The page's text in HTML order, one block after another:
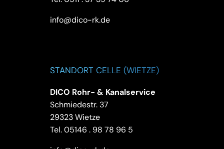
info@dico-rk.de
STANDORT CELLE (WIETZE)
DICO Rohr- & Kanalservice
Schmiedestr. 37
29323 Wietze
Tel.05146 . 98 78 96 5